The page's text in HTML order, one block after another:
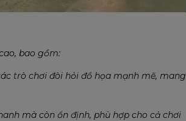
bao gồm:
trò chơi đòi hỏi đồ họa mạnh mẽ, mang
mà còn ổn định, phù hợp cho cả chơi